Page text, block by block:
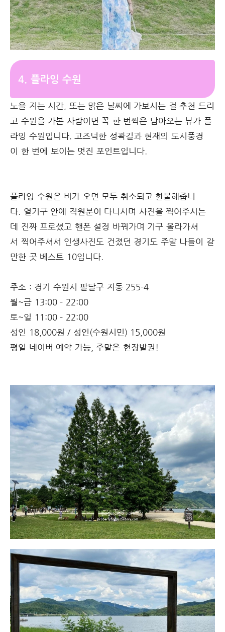
4. 플라잉 수원
노을 지는 시간, 또는 맑은 날씨에 가보시는 걸 추천 드리
고 수원을 가본 사람이면 꼭 한 번씩은 담아오는 뷰가 플
라잉 수원입니다. 고즈넉한 성곽길과 현재의 도시풍경
이 한 번에 보이는 멋진 포인트입니다.
플라잉 수원은 비가 오면 모두 취소되고 환불해줍니
다. 열기구 안에 직원분이 다니시며 사진을 찍어주시는
데 진짜 프로셨고 핸폰 설정 바꿔가며 기구 올라가셔
서 찍어주셔서 인생사진도 건졌던 경기도 주말 나들이 갈
만한 곳 베스트 10입니다.
주소 : 경기 수원시 팔달구 지동 255-4
월~금 13:00 - 22:00
토~일 11:00 - 22:00
성인 18,000원 / 성인(수원시민) 15,000원
평일 네이버 예약 가능, 주말은 현장발권!⠀ ⠀